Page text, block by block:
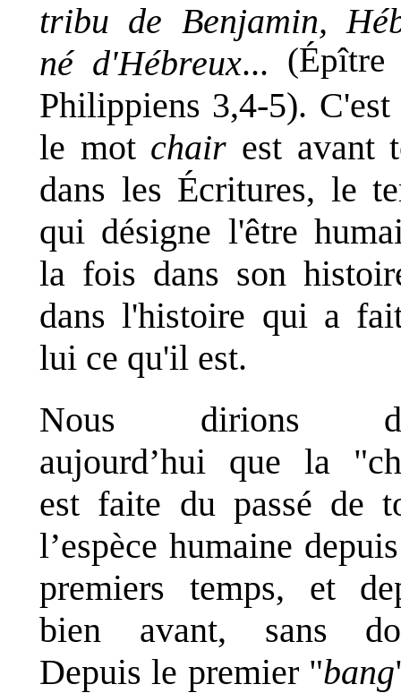
tribu de Benjamin,
né d'Hébreux... (Épître
Philippiens 3,4-5). C'est
le mot chair est avant
dans les Écritures, le
qui désigne l'être
la fois dans son
dans l'histoire qui a
lui ce qu'il est.
Nous dirions
aujourd’hui que la
est faite du passé de
l’espèce humaine
premiers temps, et
bien avant, sans
Depuis le premier "bang